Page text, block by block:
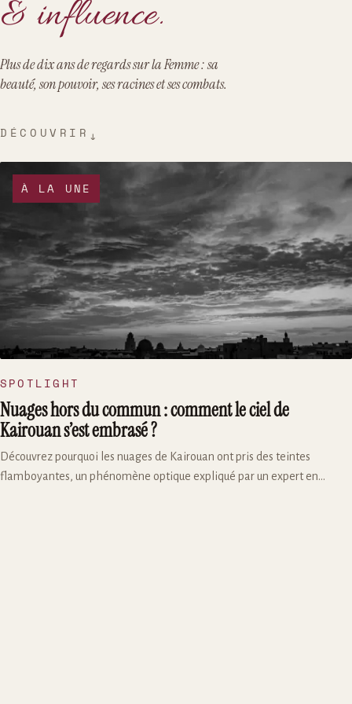
& influence.
Plus de dix ans de regards sur la Femme : sa
beauté, son pouvoir, ses racines et ses combats.
DÉCOUVRIR ↓
À LA UNE
SPOTLIGHT
Nuages hors du commun : comment le ciel de
Kairouan s’est embrasé ?
Découvrez pourquoi les nuages de Kairouan ont pris des teintes
flamboyantes, un phénomène optique expliqué par un expert en